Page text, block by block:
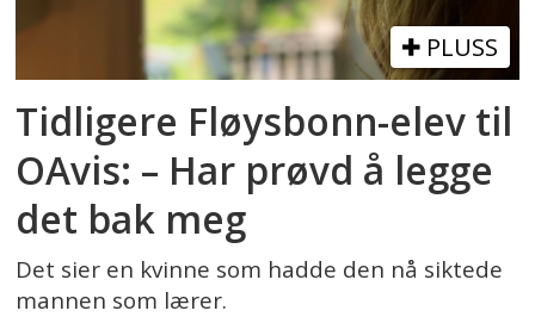
PLUSS
Tidligere Fløysbonn-elev til
OAvis: – Har prøvd å legge
det bak meg
Det sier en kvinne som hadde den nå siktede
mannen som lærer.